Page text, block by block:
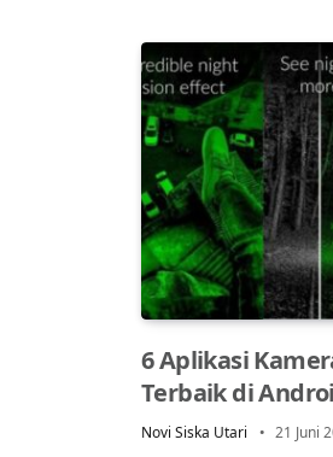
6 Aplikasi
Terbaik di
Novi Siska Utari 21 Juni